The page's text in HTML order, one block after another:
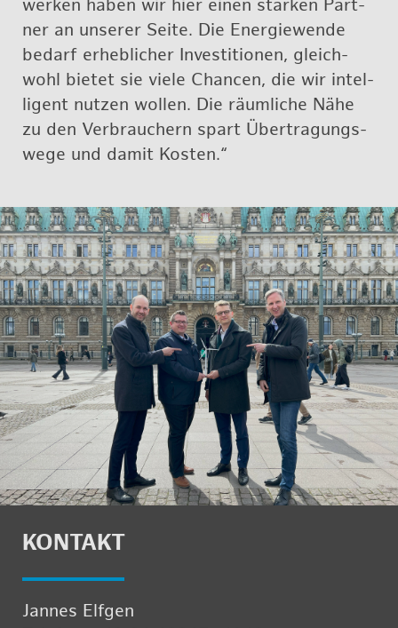
wer­ken haben wir hier einen star­ken Part­
ner an un­se­rer Seite. Die En­er­gie­wen­de
be­darf er­heb­li­cher In­ves­ti­tio­nen, gleich­
wohl bie­tet sie viele Chan­cen, die wir in­tel­
li­gent nut­zen wol­len. Die räum­li­che Nähe
zu den Ver­brau­chern spart Über­tra­gungs­
we­ge und damit Kos­ten.“
KON­TAKT
Jan­nes Elf­gen